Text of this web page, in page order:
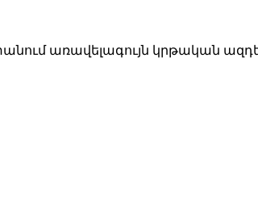
ա­ռա­վե­լա­գույն կրթա­կան